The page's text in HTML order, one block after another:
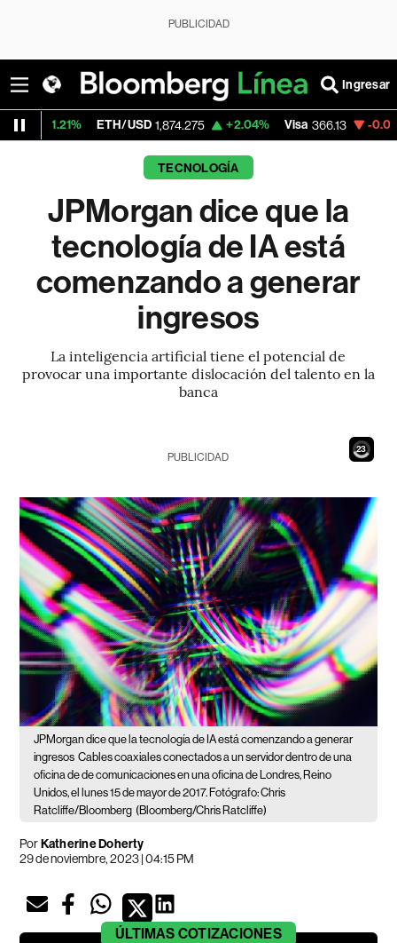
PUBLICIDAD
Ingresar
ETH/USD 1,874.275 +2.04% Visa 366.13 -0.04%
TECNOLOGÍA
JPMorgan dice que la
tecnología de IA está
comenzando a generar
ingresos
La inteligencia artificial tiene el potencial de
provocar una importante dislocación del talento en la
banca
21
PUBLICIDAD
JPMorgan dice que la tecnología de IA está comenzando a generar
ingresos Cables coaxiales conectados a un servidor dentro de una
oficina de de comunicaciones en una oficina de Londres, Reino
Unidos, el lunes 15 de mayor de 2017. Fotógrafo: Chris
Ratcliffe/Bloomberg (Bloomberg/Chris Ratcliffe)
PorKatherine Doherty
29 de noviembre, 2023 | 04:15 PM
ÚLTIMAS COTIZACIONES